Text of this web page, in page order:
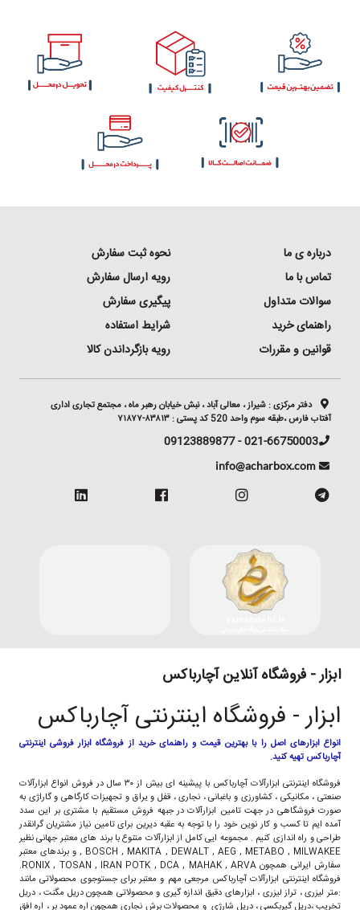
درباره ی ما
تماس با ما
سوالات متداول
راهنمای خرید
قوانین و مقررات
نحوه ثبت سفارش
رویه ارسال سفارش
پیگیری سفارش
شرایط استفاده
رویه بازگرداندن کالا
دفتر مرکزی : شیراز ، معالی آباد ، نبش خیابان رهبر ماه ، مجتمع تجاری اداری
آفتاب فارس ،طبقه سوم واحد 520 کد پستی : ۸۳۸۱۳-۷۱۸۷۷
021-66750003 - 09123889877
info@acharbox.com
ابزار - فروشگاه آنلاین آچارباکس
ابزار - فروشگاه اینترنتی آچارباکس
انواع ابزارهای اصل را با بهترین قیمت و راهنمای خرید از فروشگاه ابزار فروشی اینترنتی
آچارباکس تهیه کنید.
فروشگاه اینترنتی ابزارآلات آچارباکس با پیشینه ای بیش از ۳۰ سال در فروش انواع ابزارآلات
صنعتی ، مکانیکی ، کشاورزی و باغبانی ، نجاری ، قفل و یراق و تجهیزات کارگاهی و گاراژی به
صورت فروشگاهی در جهت تامین ابزارآلات در جبهه فروش مستقیم با مشتری بر این سدد
آمده ایم تا کسب و کار نوین خود را با توجه به عقبه دیرین برای تامین نیاز مشتریان گرانقدر
طراحی و راه اندازی کنیم . مجموعه ایی کامل از ابزارآلات متنوع با برند های معتبر جهانی نظیر
BOSCH , MAKITA , DEWALT , AEG , METABO , MILWAKEE , و برندهای معتبر
سفارش ایرانی همچون RONIX , TOSAN , IRAN POTK , DCA , MAHAK , ARVA.
فروشگاه اینترنتی ابزارآلات آچارباکس مرجعی مهم و معتبر برای جستوجوی محصولاتی مانند
:متر لیزری ، تراز لیزری ، ابزارهای دقیق اندازه گیری و محصولاتی همچون دریل مگنت ، دریل
تخریب ،دریل گیربکسی ، دریل شارژی و محصولات برش نجاری همچون اره عمود بر ، اره افق